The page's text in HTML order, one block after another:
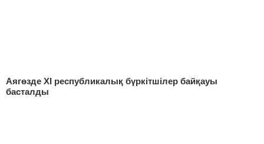
Аягөзде ХI республикалық бүркітшілер байқауы
басталды